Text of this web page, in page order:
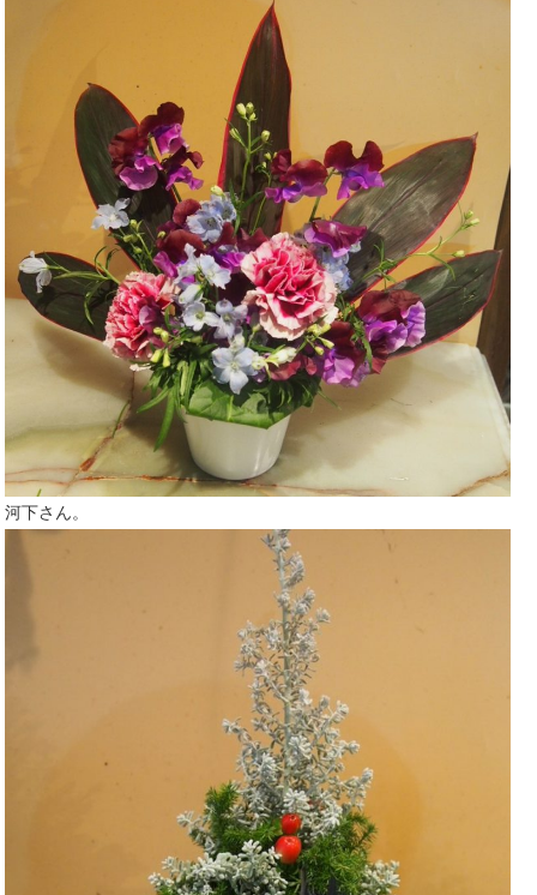
河下さん。